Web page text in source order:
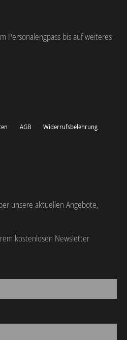
Personalengpass bis auf weiteres
AGB
Widerrufsbelehrung
unsere aktuellen Angebote,
kostenlosen Newsletter